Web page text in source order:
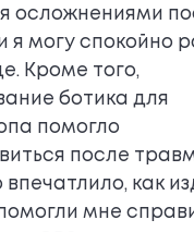
осложнениями
и я могу спокойно
Кроме того,
ботика для
помогло
после
как
мне